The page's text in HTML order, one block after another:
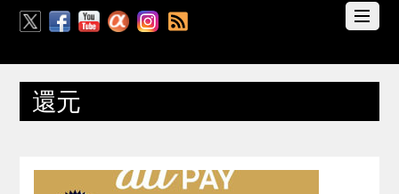
還元